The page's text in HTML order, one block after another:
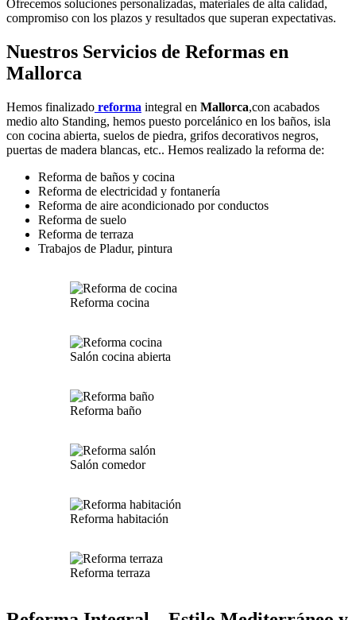
Ofrecemos soluciones personalizadas, materiales de alta calidad,
compromiso con los plazos y resultados que superan expectativas.
Nuestros Servicios de Reformas en
Mallorca
Hemos finalizado reforma integral en Mallorca,con acabados
medio alto Standing, hemos puesto porcelánico en los baños, isla
con cocina abierta, suelos de piedra, grifos decorativos negros,
puertas de madera blancas, etc.. Hemos realizado la reforma de:
Reforma de baños y cocina
Reforma de electricidad y fontanería
Reforma de aire acondicionado por conductos
Reforma de suelo
Reforma de terraza
Trabajos de Pladur, pintura
Reforma cocina
Salón cocina abierta
Reforma baño
Salón comedor
Reforma habitación
Reforma terraza